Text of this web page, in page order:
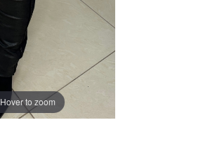
Hover to zoom